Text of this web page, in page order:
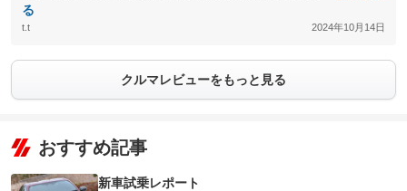
る
t.t 2024年10月14日
クルマレビューをもっと見る
おすすめ記事
新車試乗レポート